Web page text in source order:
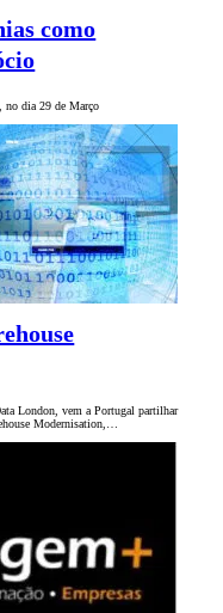
como
no dia 29 de Março
London, vem a Portugal partilhar
Modernisation,…